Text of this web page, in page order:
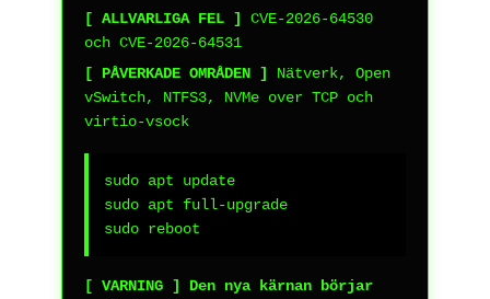
[ ALLVARLIGA FEL ]
CVE-2026-64530
och CVE-2026-64531
[ PÅVERKADE OMRÅDEN ]
Nätverk, Open
vSwitch, NTFS3, NVMe over TCP och
virtio-vsock
sudo apt update
sudo apt full-upgrade
sudo reboot
[ VARNING ] Den nya kärnan börjar